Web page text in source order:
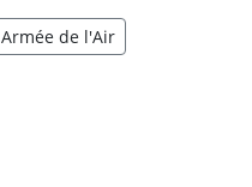
Armée de l'Air